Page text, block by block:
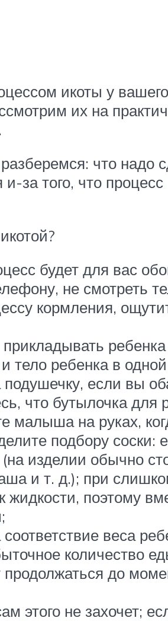
икоты у
их на
что надо
за того, что
будет для вас
не смотреть
кормления,
ребенка в одной
если вы
что бутылочка для
малыша на руках,
подбору соски:
изделии обычно
и т. д.); при
жидкости, поэтому
веса
количество
до
этого не захочет;